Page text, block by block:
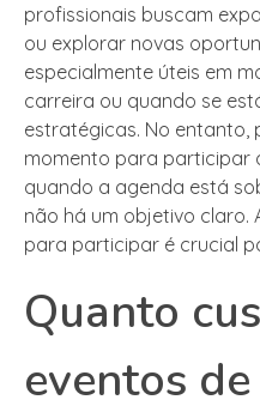
profissionais buscam
ou explorar novas
especialmente úteis em
carreira ou quando se
estratégicas. No entanto,
momento para participar
quando a agenda está
não há um objetivo claro.
para participar é crucial
Quanto
eventos